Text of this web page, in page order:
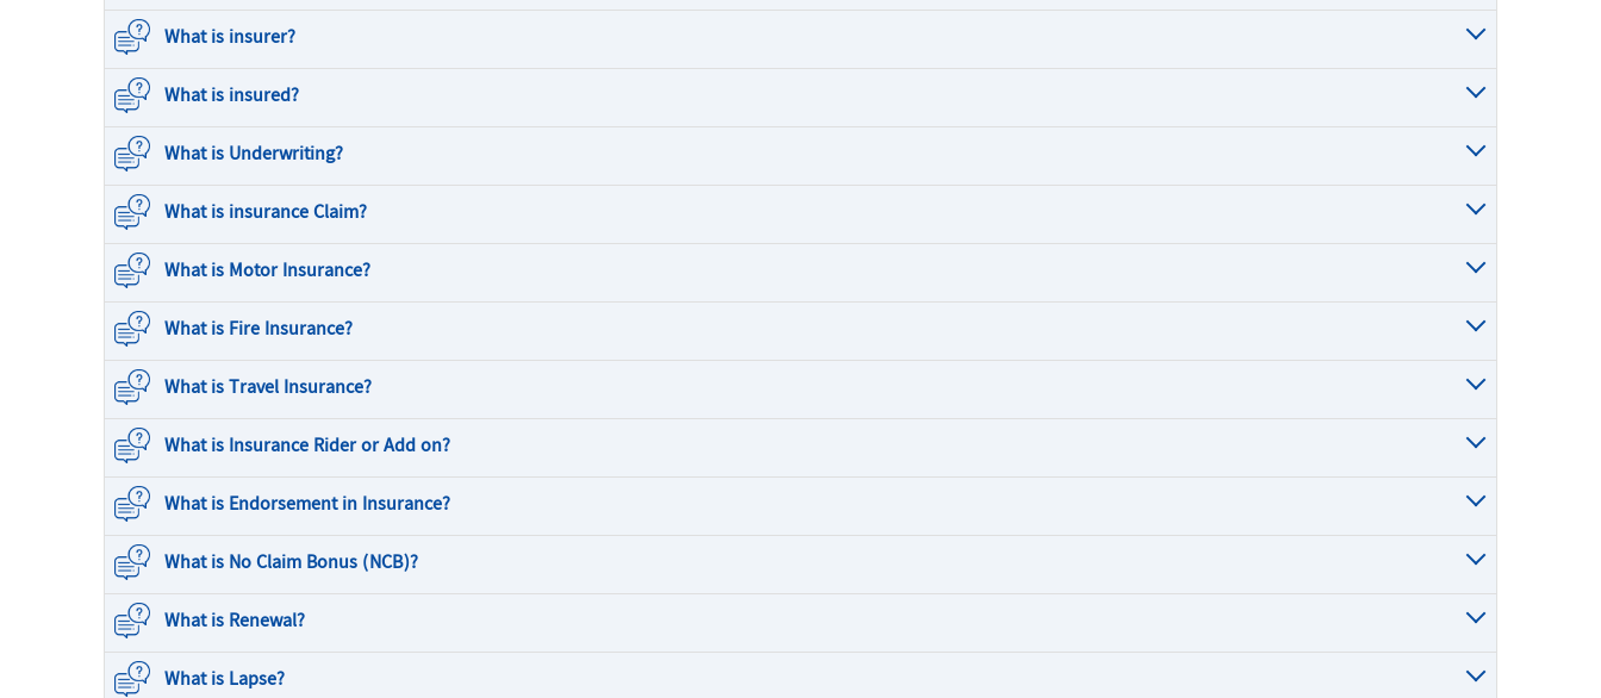
What is insurer?
What is insured?
What is Underwriting?
What is insurance Claim?
What is Motor Insurance?
What is Fire Insurance?
What is Travel Insurance?
What is Insurance Rider or Add on?
What is Endorsement in Insurance?
What is No Claim Bonus (NCB)?
What is Renewal?
What is Lapse?